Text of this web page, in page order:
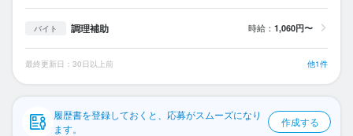
利用規約
バイト 調理補助 時給： 1,060円〜
最終更新日：30日以上前 他1件
履歴書を登録しておくと、応募がスムーズになり
ます。
作成する